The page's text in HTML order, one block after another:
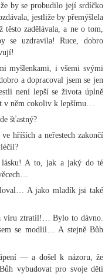
by se probudilo její srdíčko
jestliže by přemýšlela
zadělávala, a ne o tom,
se uzdravila! Ruce, dobro
myšlenkami, i všemi svými
a dopracoval jsem se jen
není lepší se života úplně
v něm cokoliv k lepšímu…
šťastný?
hříších a neřestech zakončí
A to, jak a jaký do té
A jako mladík jsi také
ztratil!… Bylo to dávno.
se modlil… A stejně Bůh
— a došel k názoru, že
vybudovat pro svoje děti